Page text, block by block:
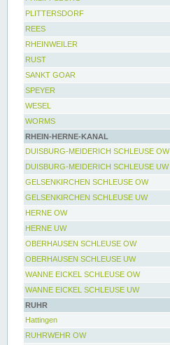
PLITTERSDORF
REES
RHEINWEILER
RUST
SANKT GOAR
SPEYER
WESEL
WORMS
RHEIN-HERNE-KANAL
DUISBURG-MEIDERICH SCHLEUSE OW
DUISBURG-MEIDERICH SCHLEUSE UW
GELSENKIRCHEN SCHLEUSE OW
GELSENKIRCHEN SCHLEUSE UW
HERNE OW
HERNE UW
OBERHAUSEN SCHLEUSE OW
OBERHAUSEN SCHLEUSE UW
WANNE EICKEL SCHLEUSE OW
WANNE EICKEL SCHLEUSE UW
RUHR
Hattingen
RUHRWEHR OW